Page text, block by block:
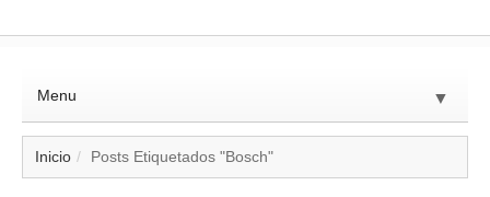
Menu ▼
Inicio Posts Etiquetados "Bosch"